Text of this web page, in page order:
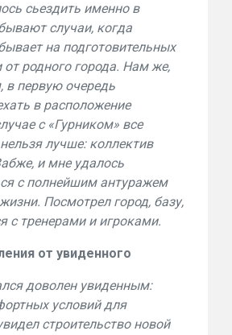
сьездить именно в
случаи, когда
на подготовительных
от родного города. Нам же,
в первую очередь
в расположение
с «Гурником» все
лучше: коллектив
и мне удалось
с полнейшим антуражем
Посмотрел город, базу,
с тренерами и игроками.
от увиденного
доволен увиденным:
условий для
строительство новой